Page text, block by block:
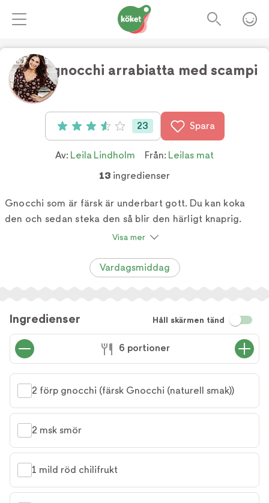
Färsk gnocchi arrabiatta med scampi
Betyg: 3.6 av 5 (23 röster)
23 Spara
Av: Leila Lindholm Från: Leilas mat
13 ingredienser
Gnocchi som är färsk är underbart gott. Du kan koka
den och sedan steka den så blir den härligt knaprig.
Visa mer
Vardagsmiddag
Ingredienser Håll skärmen tänd
6 portioner
2 förp gnocchi (färsk Gnocchi (naturell smak))
2 msk smör
1 mild röd chilifrukt